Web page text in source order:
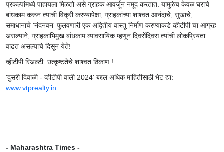
प्रकल्पांमध्ये पाहायला मिळतो असे ग्राहक आवर्जून नमूद करतात. यामुळेच केवळ घराचे
बांधकाम करून त्याची विक्री करण्यापेक्षा, ग्राहकांच्या शाश्वत आनंदाचे, सुखाचे,
समाधानाचे 'नंदनवन' फुलवणारी एक अद्वितीय वास्तू निर्माण करण्याकडे व्हीटीपी चा आग्रह
असल्याने, ग्राहकाभिमुख बांधकाम व्यावसायिक म्हणून दिवसेंदिवस त्यांची लोकप्रियता
वाढत असल्याचे दिसून येते!
व्हीटीपी रिअल्टी: उत्कृष्टतेचे शाश्वत ठिकाण !
'दुसरी दिवाळी - व्हीटीपी वाली 2024' बद्दल अधिक माहितीसाठी भेट द्या:
www.vtprealty.in
- Maharashtra Times -